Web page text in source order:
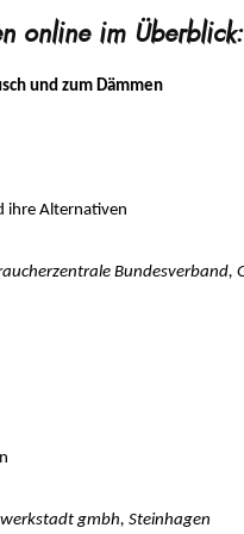
online im Überblick:
und zum Dämmen
ihre Alternativen
Bundesverband,
gmbh, Steinhagen